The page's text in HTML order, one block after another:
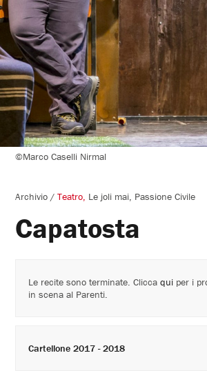
©Marco Caselli Nirmal
Archivio /Teatro Le joli mai Passione Civile
Capatosta
Le recite sono terminate. Cliccaqui per i
in scena al Parenti.
Cartellone 2017 - 2018